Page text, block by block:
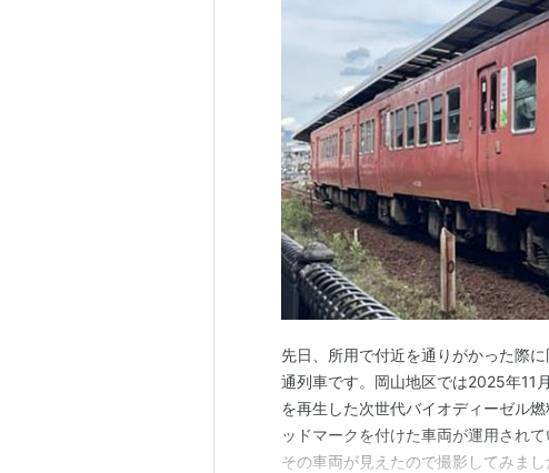
びっちゅうたかまつ
あしもり
はっとり
東総社駅 ひがしそうじゃ
そうじゃ
伯備線
井原鉄道
路面電車化構想
JR西日本は2003年2月、吉備線と富山港
これは線路や車両の維持コストの低減と
を狙うもの。実現した場合、岡山市内の
いくことになろう。
先日、所用で付近を通りがかった際
通列車です。岡山地区では2025年11
を再生した次世代バイオディーゼル
ッドマークを付けた車両が運用され
その車両が見えたので撮影してみま